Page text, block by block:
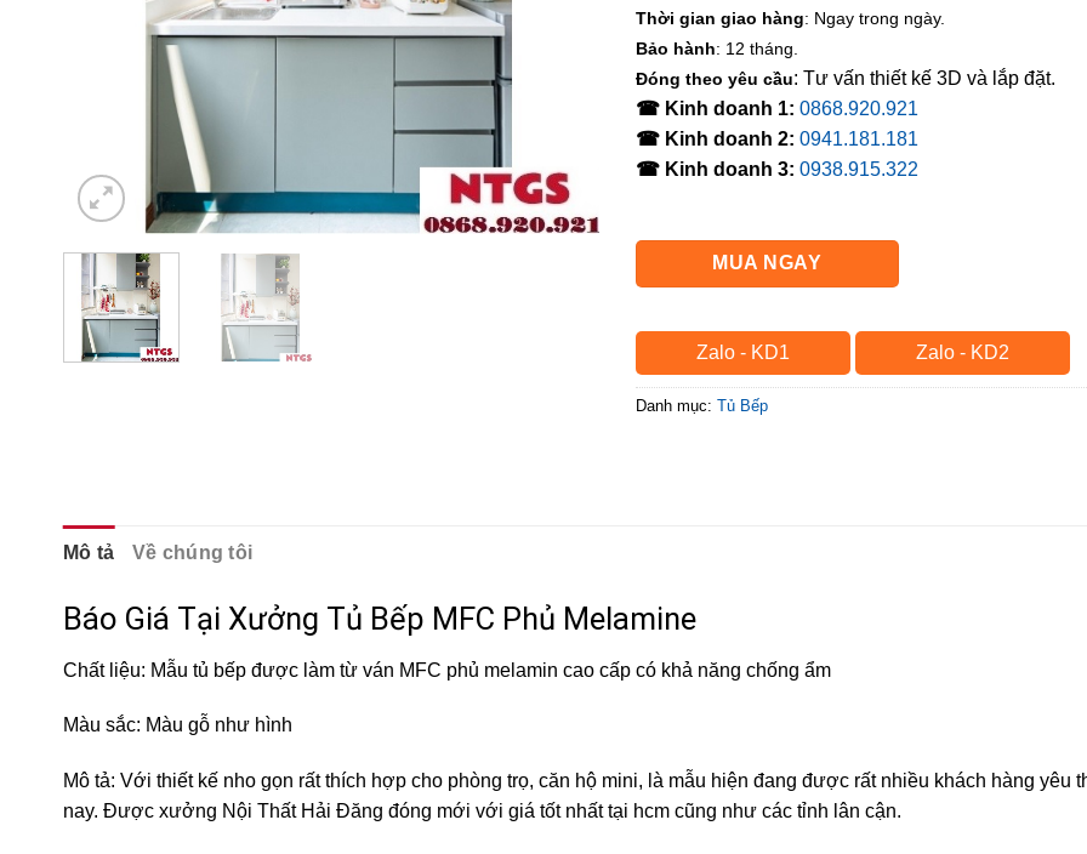
Thời gian giao hàng: Ngay trong ngày.
Bảo hành: 12 tháng.
Đóng theo yêu cầu: Tư vấn thiết kế 3D và lắp đặt.
☎ Kinh doanh 1: 0868.920.921
☎ Kinh doanh 2: 0941.181.181
☎ Kinh doanh 3: 0938.915.322
MUA NGAY
Zalo - KD1 Zalo - KD2
Danh mục: Tủ Bếp
Mô tả Về chúng tôi
Báo Giá Tại Xưởng Tủ Bếp MFC Phủ Melamine
Chất liệu: Mẫu tủ bếp được làm từ ván MFC phủ melamin cao cấp có khả năng chống ẩm
Màu sắc: Màu gỗ như hình
Mô tả: Với thiết kế nho gọn rất thích hợp cho phòng trọ, căn hộ mini, là mẫu hiện đang được rất nhiều khách hàng yêu
nay. Được xưởng Nội Thất Hải Đăng đóng mới với giá tốt nhất tại hcm cũng như các tỉnh lân cận.